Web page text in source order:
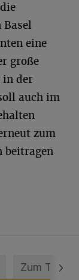
Basel
eine
große
in der
auch im
zum
beitragen
Zum Thema